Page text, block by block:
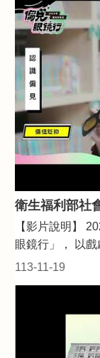
113-11-19
【影片說明】
眼鏡行」， 以
戲劇演出影片搭
作係採用創用
授權條款授權.
鏡行的眼鏡（